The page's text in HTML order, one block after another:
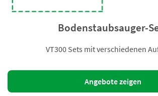
Bodenstaubsauger-
VT300 Sets mit verschiedenen
Angebote zeigen